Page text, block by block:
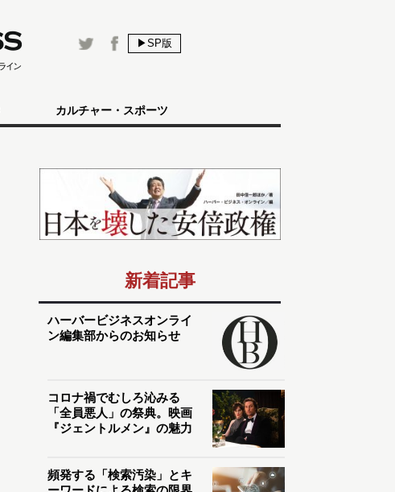
▶SP版
カルチャー・スポーツ
新着記事
ハーバービジネスオンライ
ン編集部からのお知らせ
コロナ禍でむしろ沁みる
「全員悪人」の祭典。映画
『ジェントルメン』の魅力
頻発する「検索汚染」とキ